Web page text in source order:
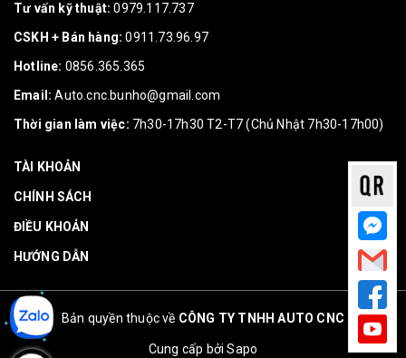
Tư vấn kỹ thuật: 0979.117.737
CSKH + Bán hàng: 0911.73.96.97
Hotline: 0856.365.365
Email: Auto.cnc.bunho@gmail.com
Thời gian làm việc: 7h30-17h30 T2-T7 (Chủ Nhật 7h30-17h00)
TÀI KHOẢN
CHÍNH SÁCH
ĐIỀU KHOẢN
HƯỚNG DẪN
Bản quyền thuộc về CÔNG TY TNHH AUTO CNC
Cung cấp bởiSapo